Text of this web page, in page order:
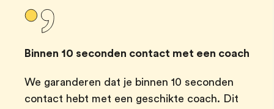
Binnen 10 seconden contact met een coach
We garanderen dat je binnen 10 seconden
contact hebt met een geschikte coach. Dit